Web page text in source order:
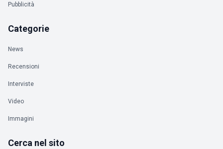
Pubblicità
Categorie
News
Recensioni
Interviste
Video
Immagini
Cerca nel sito